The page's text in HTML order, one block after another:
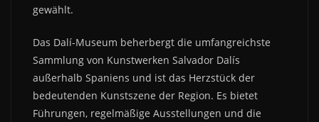
gewählt.
Das Dalí-Museum beherbergt die umfangreichste
Sammlung von Kunstwerken Salvador Dalís
außerhalb Spaniens und ist das Herzstück der
bedeutenden Kunstszene der Region. Es bietet
Führungen, regelmäßige Ausstellungen und die